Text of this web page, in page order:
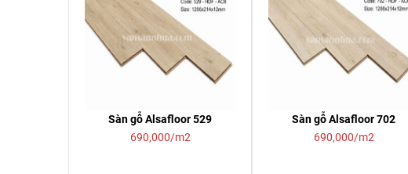
Sàn gỗ Alsafloor 529
690,000/m2
Sàn gỗ Alsafloor 702
690,000/m2